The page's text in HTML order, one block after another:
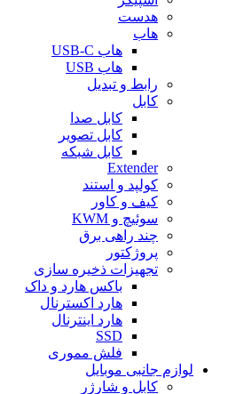
هدست
هاب
هاب USB-C
هاب USB
رابط و تبدیل
کابل
کابل صدا
کابل تصویر
کابل شبکه
Extender
کولپد و استند
کیف و کاور
سوئیچ و KWM
چند راهی برق
پروژکتور
تجهیزات ذخیره سازی
باکس هارد و داک
هارد اکسترنال
هارد اینترنال
SSD
فلش مموری
لوازم جانبی موبایل
کابل و شارژر